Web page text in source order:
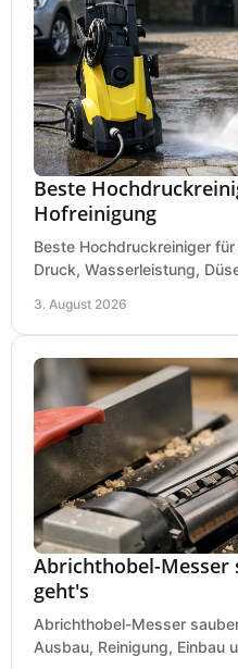
Beste
Hofreinigung
Beste Hochdruckreiniger
Druck, Wasserleistung,
3. August 2026
Abrichthobel-Messer
geht's
Abrichthobel-Messer
Ausbau, Reinigung, Einbau